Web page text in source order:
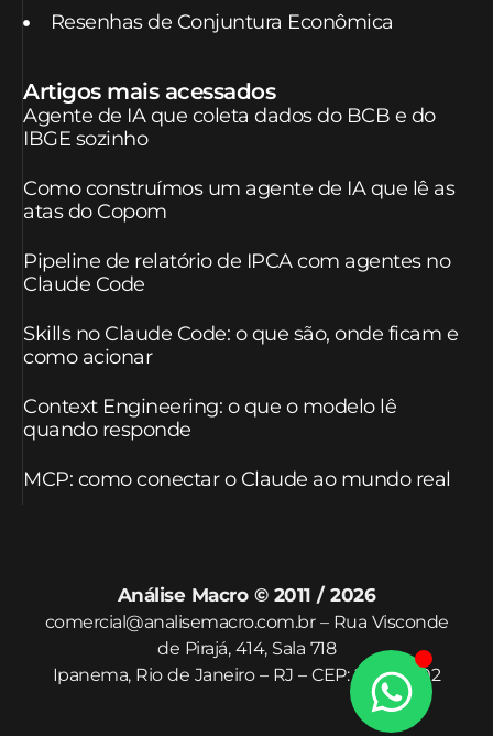
Resenhas de Conjuntura Econômica
Artigos mais acessados
Agente de IA que coleta dados do BCB e do
IBGE sozinho
Como construímos um agente de IA que lê as
atas do Copom
Pipeline de relatório de IPCA com agentes no
Claude Code
Skills no Claude Code: o que são, onde ficam e
como acionar
Context Engineering: o que o modelo lê
quando responde
MCP: como conectar o Claude ao mundo real
Análise Macro © 2011 / 2026
comercial@analisemacro.com.br – Rua Visconde
de Pirajá, 414, Sala 718
Ipanema, Rio de Janeiro – RJ – CEP: 22410-002